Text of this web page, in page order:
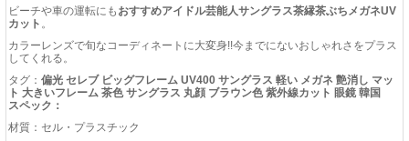
ビーチや車の運転にも おすすめアイドル芸能人サングラス茶縁茶ぶちメガネUV
カット 。
カラーレンズで旬なコーディネートに大変身!!今までにないおしゃれさをプラス
してくれる。
タグ： 偏光 セレブ ビッグフレーム UV400 サングラス 軽い メガネ 艶消し マッ
ト 大きいフレーム 茶色 サングラス 丸顔 ブラウン色 紫外線カット 眼鏡 韓国
スペック：
材質：セル・プラスチック